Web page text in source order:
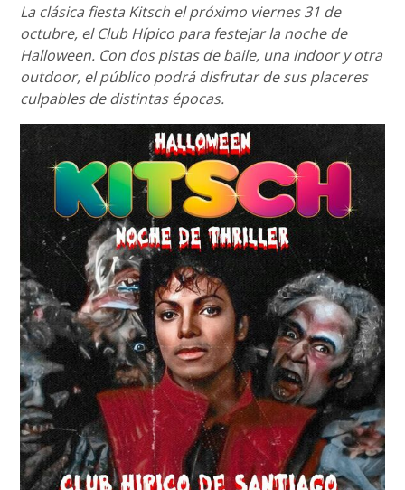
La clásica fiesta Kitsch el próximo viernes 31 de
octubre, el Club Hípico para festejar la noche de
Halloween. Con dos pistas de baile, una indoor y otra
outdoor, el público podrá disfrutar de sus placeres
culpables de distintas épocas.